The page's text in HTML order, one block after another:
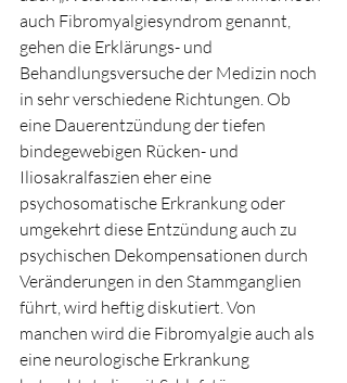
auch Fibromyalgiesyndrom genannt,
gehen die Erklärungs- und
Behandlungsversuche der Medizin noch
in sehr verschiedene Richtungen. Ob
eine Dauerentzündung der tiefen
bindegewebigen Rücken- und
Iliosakralfaszien eher eine
psychosomatische Erkrankung oder
umgekehrt diese Entzündung auch zu
psychischen Dekompensationen durch
Veränderungen in den Stammganglien
führt, wird heftig diskutiert. Von
manchen wird die Fibromyalgie auch als
eine neurologische Erkrankung